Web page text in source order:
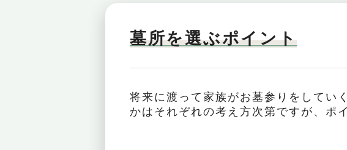
墓所を選ぶポイント
将来に渡って家族がお墓参りをしてい
かはそれぞれの考え方次第ですが、ポ